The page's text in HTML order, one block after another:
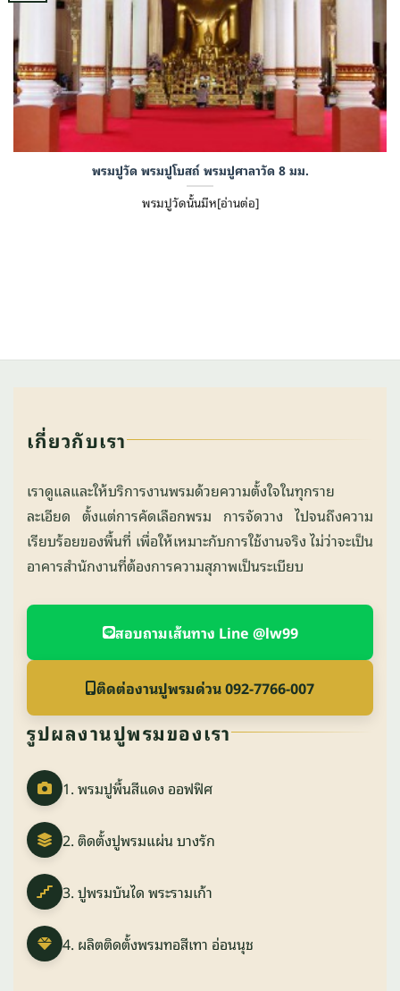
พรมปูวัด พรมปูโบสถ์ พรมปูศาลาวัด 8 มม.
พรมปูวัดนั้นมีห[อ่านต่อ]
เกี่ยวกับเรา
เราดูแลและให้บริการงานพรมด้วยความตั้งใจในทุกราย
ละเอียด ตั้งแต่การคัดเลือกพรม การจัดวาง ไปจนถึงความ
เรียบร้อยของพื้นที่ เพื่อให้เหมาะกับการใช้งานจริง ไม่ว่าจะเป็น
อาคารสำนักงานที่ต้องการความสุภาพเป็นระเบียบ
สอบถามเส้นทาง Line @lw99
ติดต่องานปูพรมด่วน 092-7766-007
รูปผลงานปูพรมของเรา
1. พรมปูพื้นสีแดง ออฟฟิศ
2. ติดตั้งปูพรมแผ่น บางรัก
3. ปูพรมบันได พระรามเก้า
4. ผลิตติดตั้งพรมทอสีเทา อ่อนนุช